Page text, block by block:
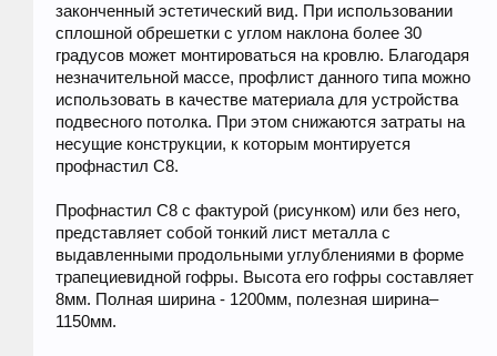
законченный эстетический вид. При использовании
сплошной обрешетки с углом наклона более 30
градусов может монтироваться на кровлю. Благодаря
незначительной массе, профлист данного типа можно
использовать в качестве материала для устройства
подвесного потолка. При этом снижаются затраты на
несущие конструкции, к которым монтируется
профнастил С8.
Профнастил С8 с фактурой (рисунком) или без него,
представляет собой тонкий лист металла с
выдавленными продольными углублениями в форме
трапециевидной гофры. Высота его гофры составляет
8мм. Полная ширина - 1200мм, полезная ширина–
1150мм.